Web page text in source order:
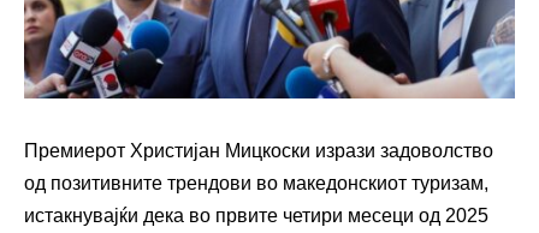
Премиерот Христијан Мицкоски изрази задоволство
од позитивните трендови во македонскиот туризам,
истакнувајќи дека во првите четири месеци од 2025